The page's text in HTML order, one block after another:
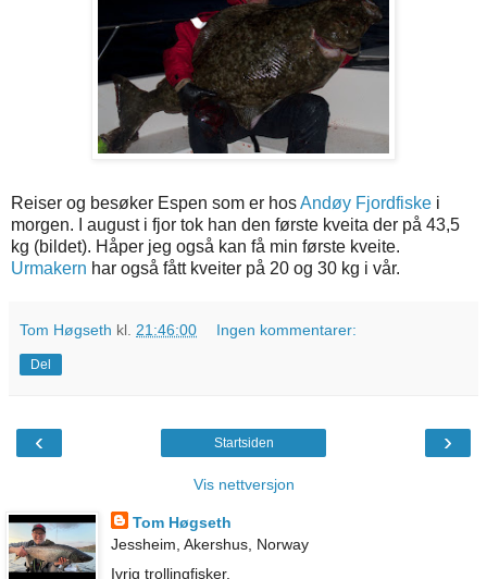
Reiser og besøker Espen som er hosAndøy Fjordfiske i
morgen. I august i fjor tok han den første kveita der på 43,5
kg (bildet). Håper jeg også kan få min første kveite.
Urmakern har også fått kveiter på 20 og 30 kg i vår.
Tom Høgseth kl. 21:46:00 Ingen kommentarer:
Del
‹ ›
Startsiden
Vis nettversjon
Tom Høgseth
Jessheim, Akershus, Norway
Ivrig trollingfisker.